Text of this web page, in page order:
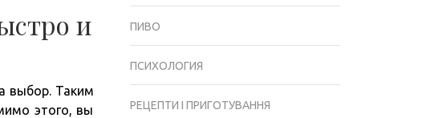
и
выбор. Таким
этого, вы
ПИВО
ПСИХОЛОГИЯ
РЕЦЕПТИ І ПРИГОТУВАННЯ